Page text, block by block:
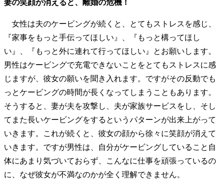
妻の笑顔が消えると、離婚の危機！
女性は夫のケービングが続くと、とてもストレスを感じ、
『家事をもっと手伝ってほしい』、『もっと構ってほし
い』、『もっと外に連れて行ってほしい』とお願いします。
男性はケービングで充電できないことをとてもストレスに感
じますが、彼女の願いを聞き入れます。ですがその反動でも
っとケービングの時間が長くなってしまうこともあります。
そうすると、妻が夫を攻撃し、夫が家族サービスをし、そし
てまた長いケービングをするというパターンが出来上がって
いきます。これが続くと、彼女の顔から徐々に笑顔が消えて
いきます。ですが男性は、自分がケービングしていること自
体にあまり気づいておらず、こんなに仕事を頑張っているの
に、なぜ彼女が不満なのかが全く理解できません。